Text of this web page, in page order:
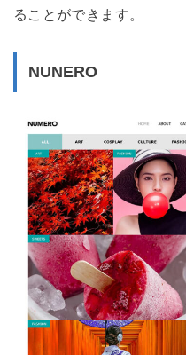
ることができます。
NUNERO